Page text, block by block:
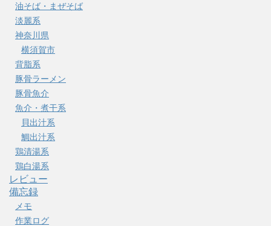
油そば・まぜそば
淡麗系
神奈川県
横須賀市
背脂系
豚骨ラーメン
豚骨魚介
魚介・煮干系
貝出汁系
鯛出汁系
鶏清湯系
鶏白湯系
レビュー
備忘録
メモ
作業ログ